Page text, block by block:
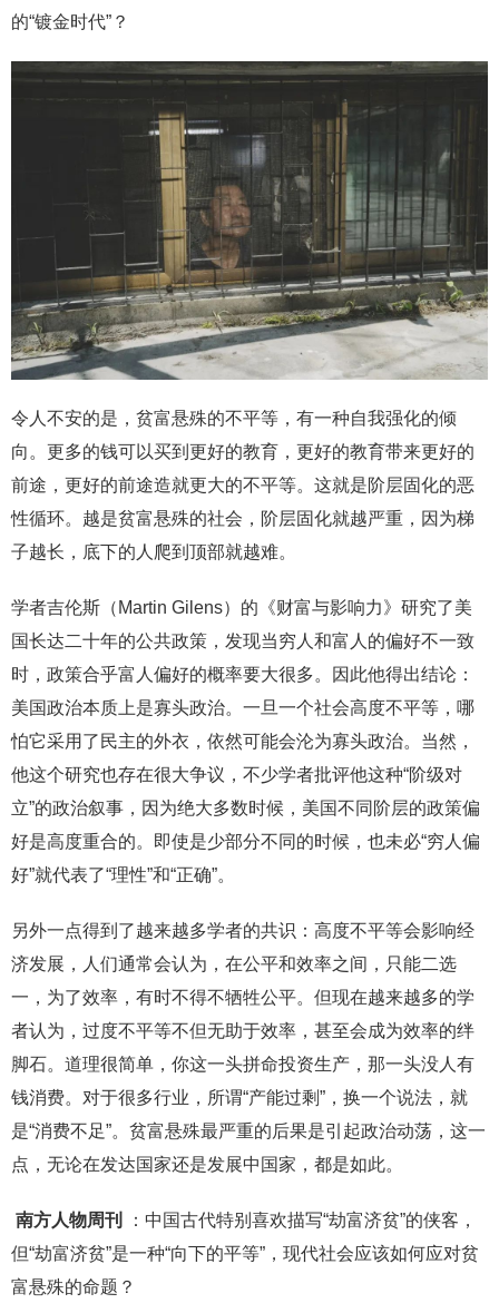
的“镀金时代”？
令人不安的是，贫富悬殊的不平等，有一种自我强化的倾
向。更多的钱可以买到更好的教育，更好的教育带来更好的
前途，更好的前途造就更大的不平等。这就是阶层固化的恶
性循环。越是贫富悬殊的社会，阶层固化就越严重，因为梯
子越长，底下的人爬到顶部就越难。
学者吉伦斯（Martin Gilens）的《财富与影响力》研究了美
国长达二十年的公共政策，发现当穷人和富人的偏好不一致
时，政策合乎富人偏好的概率要大很多。因此他得出结论：
美国政治本质上是寡头政治。一旦一个社会高度不平等，哪
怕它采用了民主的外衣，依然可能会沦为寡头政治。当然，
他这个研究也存在很大争议，不少学者批评他这种“阶级对
立”的政治叙事，因为绝大多数时候，美国不同阶层的政策偏
好是高度重合的。即使是少部分不同的时候，也未必“穷人偏
好”就代表了“理性”和“正确”。
另外一点得到了越来越多学者的共识：高度不平等会影响经
济发展，人们通常会认为，在公平和效率之间，只能二选
一，为了效率，有时不得不牺牲公平。但现在越来越多的学
者认为，过度不平等不但无助于效率，甚至会成为效率的绊
脚石。道理很简单，你这一头拼命投资生产，那一头没人有
钱消费。对于很多行业，所谓“产能过剩”，换一个说法，就
是“消费不足”。贫富悬殊最严重的后果是引起政治动荡，这一
点，无论在发达国家还是发展中国家，都是如此。
南方人物周刊
：中国古代特别喜欢描写“劫富济贫”的侠客，
但“劫富济贫”是一种“向下的平等”，现代社会应该如何应对贫
富悬殊的命题？